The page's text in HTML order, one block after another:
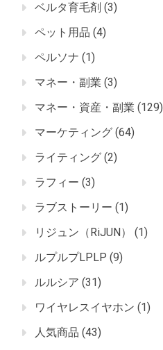
ベルタ育毛剤 (3)
ペット用品 (4)
ペルソナ (1)
マネー・副業 (3)
マネー・資産・副業 (129)
マーケティング (64)
ライティング (2)
ラフィー (3)
ラブストーリー (1)
リジュン（RiJUN）
(1)
ルプルプLPLP (9)
ルルシア (31)
ワイヤレスイヤホン (1)
人気商品 (43)